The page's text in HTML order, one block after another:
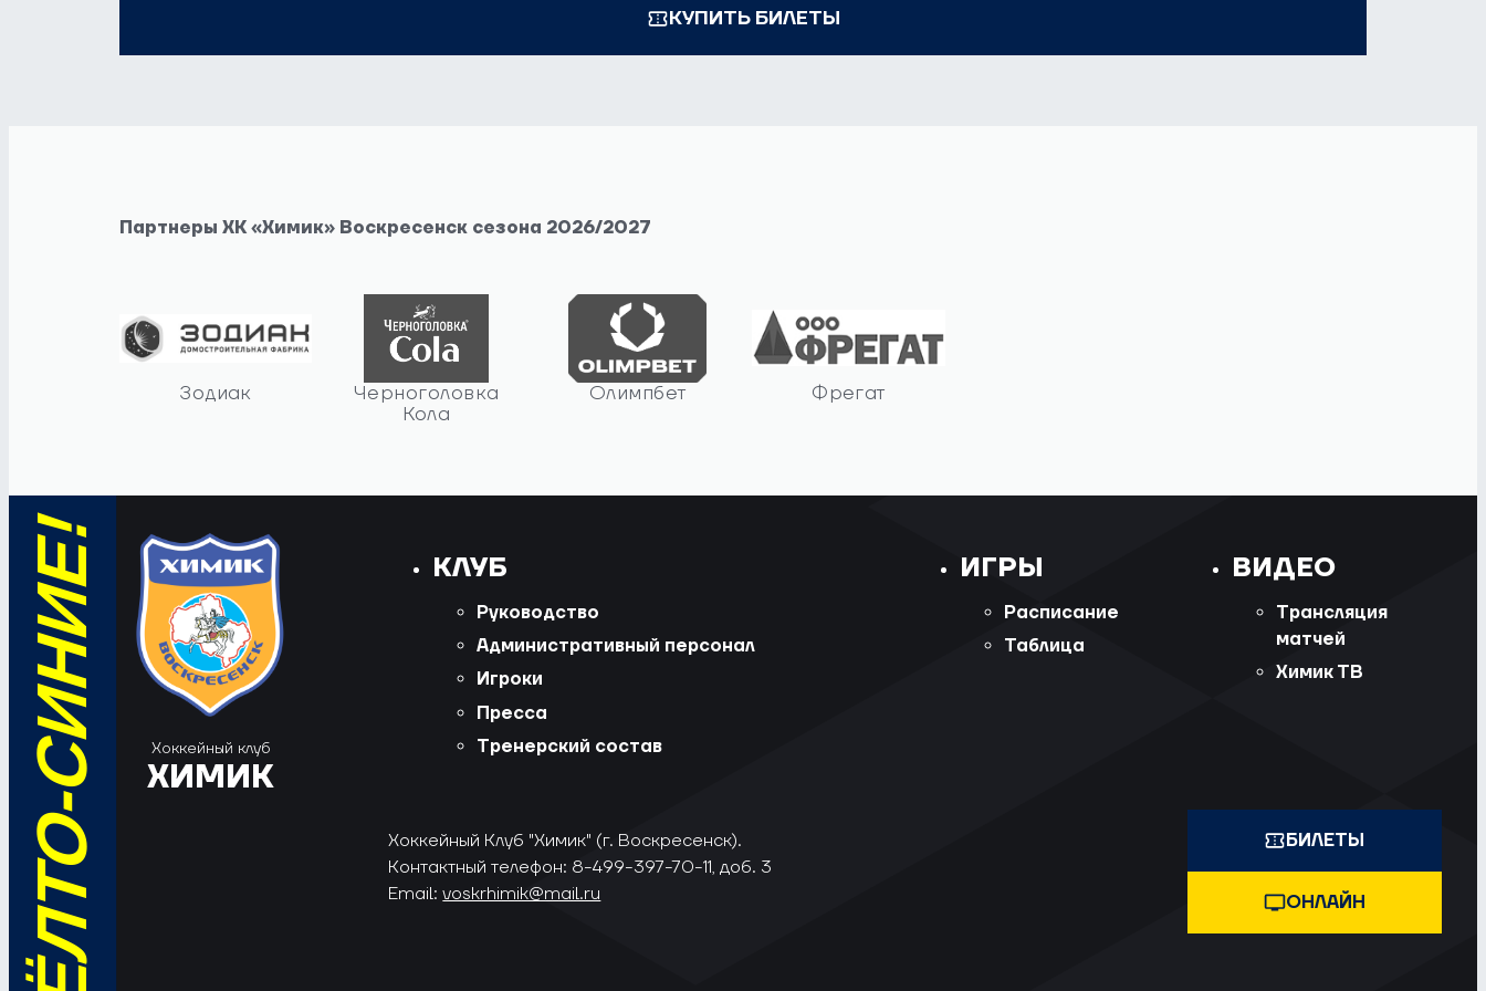
КУПИТЬ БИЛЕТЫ
Партнеры ХК «Химик» Воскресенск сезона 2026/2027
Зодиак
Черноголовка
Кола
Олимпбет Фрегат
Хоккейный клуб
ХИМИК
КЛУБ
Руководство
Административный персонал
Игроки
Пресса
Тренерский состав
ИГРЫ
Расписание
Таблица
ВИДЕО
Трансляция
матчей
Химик ТВ
Хоккейный Клуб "Химик" (г. Воскресенск).
Контактный телефон: 8-499-397-70-11, доб. 3
Email:voskrhimik@mail.ru
БИЛЕТЫ
ОНЛАЙН